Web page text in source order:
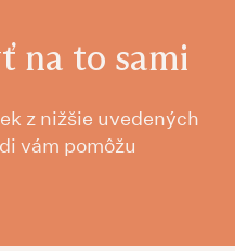
na to sami
z nižšie uvedených
vám pomôžu